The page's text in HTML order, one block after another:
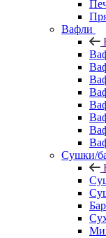
Вафли
Сушки/